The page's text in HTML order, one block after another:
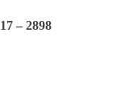
– 2898